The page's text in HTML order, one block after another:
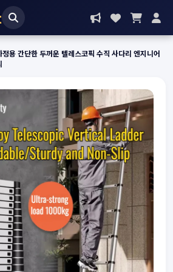
용 간단한 두꺼운 텔레스코픽 수직 사다리 엔지니어